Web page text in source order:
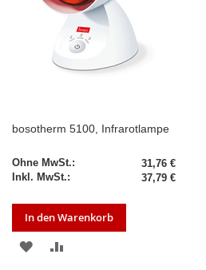
bosotherm 5100, Infrarotlampe
31,76 €
37,79 €
In den Warenkorb
ZUR